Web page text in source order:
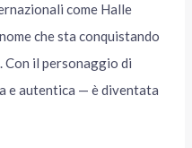
come Halle
che sta conquistando
Con il personaggio di
e autentica — è diventata